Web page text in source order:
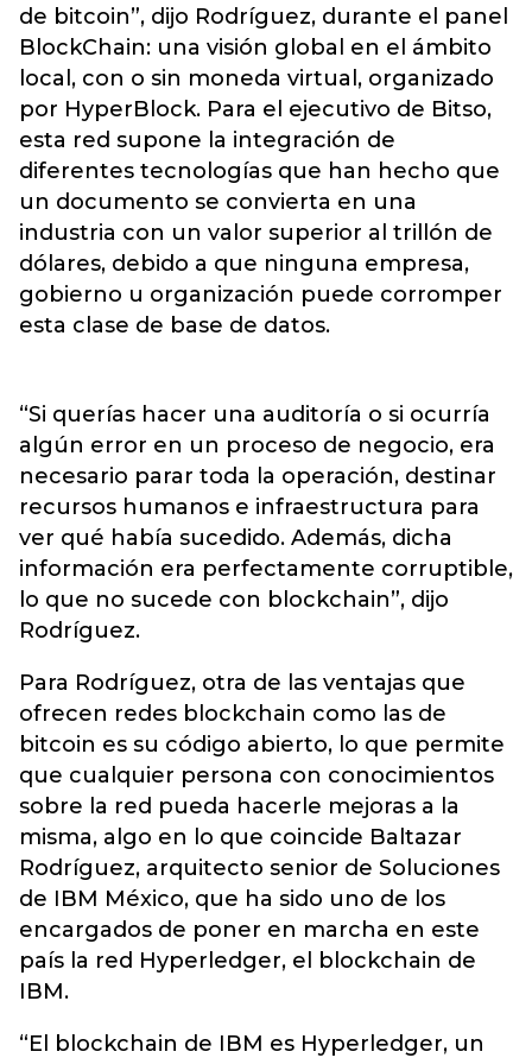
de bitcoin”, dijo Rodríguez, durante el panel
BlockChain: una visión global en el ámbito
local, con o sin moneda virtual, organizado
por HyperBlock. Para el ejecutivo de Bitso,
esta red supone la integración de
diferentes tecnologías que han hecho que
un documento se convierta en una
industria con un valor superior al trillón de
dólares, debido a que ninguna empresa,
gobierno u organización puede corromper
esta clase de base de datos.
“Si querías hacer una auditoría o si ocurría
algún error en un proceso de negocio, era
necesario parar toda la operación, destinar
recursos humanos e infraestructura para
ver qué había sucedido. Además, dicha
información era perfectamente corruptible,
lo que no sucede con blockchain”, dijo
Rodríguez.
Para Rodríguez, otra de las ventajas que
ofrecen redes blockchain como las de
bitcoin es su código abierto, lo que permite
que cualquier persona con conocimientos
sobre la red pueda hacerle mejoras a la
misma, algo en lo que coincide Baltazar
Rodríguez, arquitecto senior de Soluciones
de IBM México, que ha sido uno de los
encargados de poner en marcha en este
país la red Hyperledger, el blockchain de
IBM.
“El blockchain de IBM es Hyperledger, un